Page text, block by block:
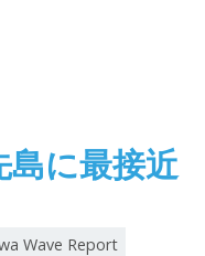
島に最接近
Wave Report